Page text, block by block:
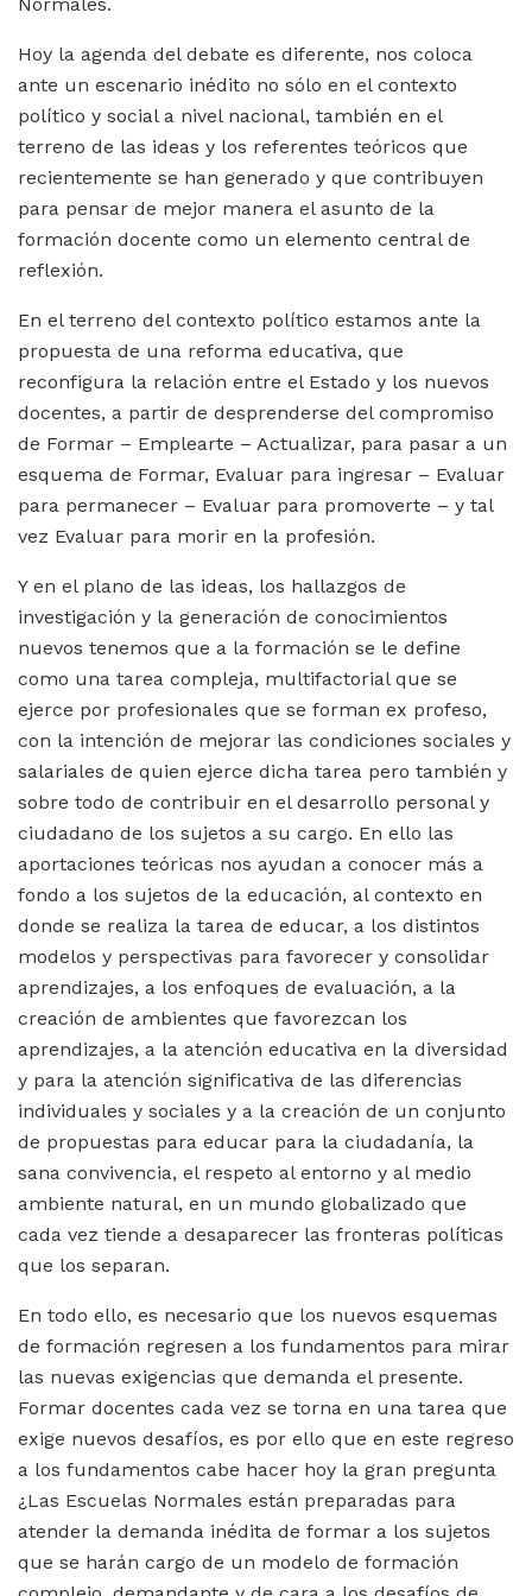
Hoy la agenda del debate es diferente, nos coloca
ante un escenario inédito no sólo en el contexto
político y social a nivel nacional, también en el
terreno de las ideas y los referentes teóricos que
recientemente se han generado y que contribuyen
para pensar de mejor manera el asunto de la
formación docente como un elemento central de
reflexión.
En el terreno del contexto político estamos ante la
propuesta de una reforma educativa, que
reconfigura la relación entre el Estado y los nuevos
docentes, a partir de desprenderse del compromiso
de Formar – Emplearte – Actualizar, para pasar a un
esquema de Formar, Evaluar para ingresar – Evaluar
para permanecer – Evaluar para promoverte – y tal
vez Evaluar para morir en la profesión.
Y en el plano de las ideas, los hallazgos de
investigación y la generación de conocimientos
nuevos tenemos que a la formación se le define
como una tarea compleja, multifactorial que se
ejerce por profesionales que se forman ex profeso,
con la intención de mejorar las condiciones sociales y
salariales de quien ejerce dicha tarea pero también y
sobre todo de contribuir en el desarrollo personal y
ciudadano de los sujetos a su cargo. En ello las
aportaciones teóricas nos ayudan a conocer más a
fondo a los sujetos de la educación, al contexto en
donde se realiza la tarea de educar, a los distintos
modelos y perspectivas para favorecer y consolidar
aprendizajes, a los enfoques de evaluación, a la
creación de ambientes que favorezcan los
aprendizajes, a la atención educativa en la diversidad
y para la atención significativa de las diferencias
individuales y sociales y a la creación de un conjunto
de propuestas para educar para la ciudadanía, la
sana convivencia, el respeto al entorno y al medio
ambiente natural, en un mundo globalizado que
cada vez tiende a desaparecer las fronteras políticas
que los separan.
En todo ello, es necesario que los nuevos esquemas
de formación regresen a los fundamentos para mirar
las nuevas exigencias que demanda el presente.
Formar docentes cada vez se torna en una tarea que
exige nuevos desafíos, es por ello que en este regreso
a los fundamentos cabe hacer hoy la gran pregunta
¿Las Escuelas Normales están preparadas para
atender la demanda inédita de formar a los sujetos
que se harán cargo de un modelo de formación